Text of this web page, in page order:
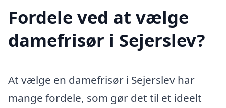
Fordele ved at vælge
damefrisør i Sejerslev?
At vælge en damefrisør i Sejerslev har
mange fordele, som gør det til et ideelt